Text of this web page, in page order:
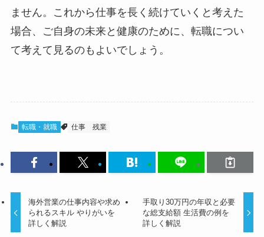
ません。これから仕事を長く続けていくと考えた
場合、ご自身の未来と健康のために、転職につい
て考えて見るのもよいでしょう。
転職・就職 仕事 残業
海外営業の仕事内容や求め
られるスキル やりがいを
詳しく解説
手取り30万円の年収と必要
な総支給額 生活費の例を
詳しく解説